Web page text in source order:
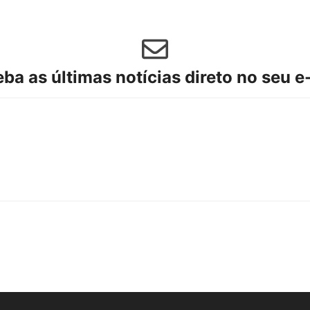
as últimas notícias direto no seu